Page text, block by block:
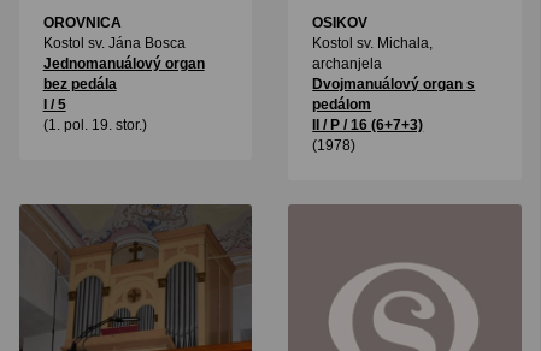
OROVNICA
Kostol sv. Jána Bosca
Jednomanuálový organ
bez pedála
I / 5
(1. pol. 19. stor.)
OSIKOV
Kostol sv. Michala,
archanjela
Dvojmanuálový organ s
pedálom
II / P / 16 (6+7+3)
(1978)